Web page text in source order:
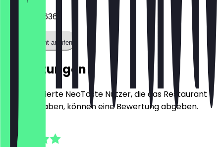
03044033636
Restaurant anrufen
Bewertungen
Nur registrierte NeoTaste Nutzer, die das Restaurant
besucht haben, können eine Bewertung abgeben.